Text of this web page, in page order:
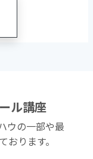
ル講座
ウの一部や最
ります。